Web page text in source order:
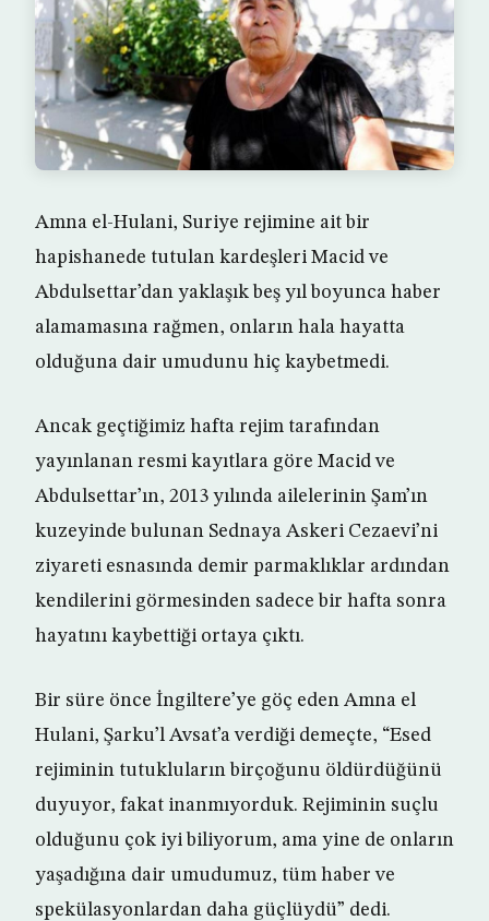
Amna el-Hulani, Suriye rejimine ait bir
hapishanede tutulan kardeşleri Macid ve
Abdulsettar’dan yaklaşık beş yıl boyunca haber
alamamasına rağmen, onların hala hayatta
olduğuna dair umudunu hiç kaybetmedi.
Ancak geçtiğimiz hafta rejim tarafından
yayınlanan resmi kayıtlara göre Macid ve
Abdulsettar’ın, 2013 yılında ailelerinin Şam’ın
kuzeyinde bulunan Sednaya Askeri Cezaevi’ni
ziyareti esnasında demir parmaklıklar ardından
kendilerini görmesinden sadece bir hafta sonra
hayatını kaybettiği ortaya çıktı.
Bir süre önce İngiltere’ye göç eden Amna el
Hulani, Şarku’l Avsat’a verdiği demeçte, “Esed
rejiminin tutukluların birçoğunu öldürdüğünü
duyuyor, fakat inanmıyorduk. Rejiminin suçlu
olduğunu çok iyi biliyorum, ama yine de onların
yaşadığına dair umudumuz, tüm haber ve
spekülasyonlardan daha güçlüydü” dedi.